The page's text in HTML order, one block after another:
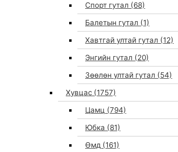
Спорт гутал (68)
Балетын гутал (1)
Хавтгай ултай гутал (12)
Энгийн гутал (20)
Зөөлөн ултай гутал (54)
Хувцас (1757)
Цамц (794)
Юбка (81)
Өмд (161)